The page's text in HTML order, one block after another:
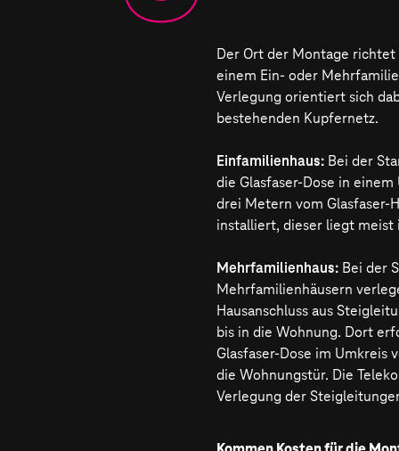
werden.
Der Ort der Montage richtet
einem Ein- oder
Verlegung orientiert sich
bestehenden Kupfernetz.
Einfamilienhaus: Bei der
die Glasfaser-Dose in einem
drei Metern vom Glasfaser-
installiert, dieser liegt meist
Mehrfamilienhaus: Bei der
Mehrfamilienhäusern
Hausanschluss aus
bis in die Wohnung. Dort
Glasfaser-Dose im Umkreis
die Wohnungstür. Die
Verlegung der